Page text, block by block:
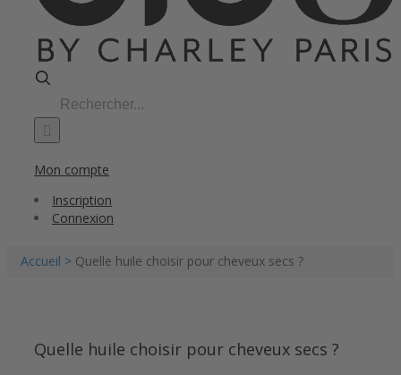
Search
for:
Mon compte
Inscription
Connexion
Accueil > Quelle huile choisir pour cheveux secs ?
Quelle huile choisir pour cheveux secs ?